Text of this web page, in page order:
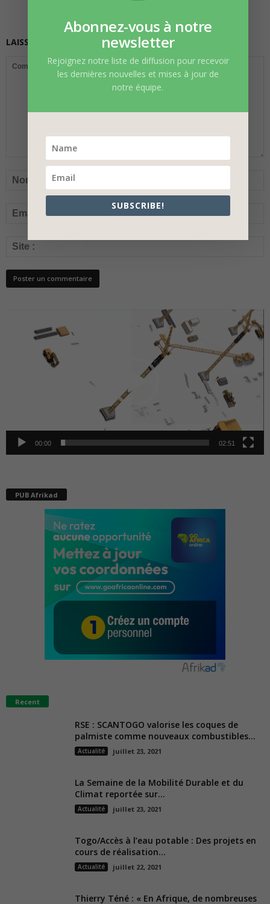
LAISSER UN COMMENTAIRE
00:00 02:51
PUB Afrikad
Recent
RSE : SCANTOGO valorise les coques de
palmiste comme nouveaux combustibles...
Actualité juillet 23, 2021
La Semaine de la Mobilité Durable et du
Climat reportée sur...
Actualité juillet 23, 2021
Togo/Accès à l’eau potable : Des projets en
cours de réalisation...
Actualité juillet 22, 2021
Thierry Téné : « En Afrique, de nombreuses
Abonnez-vous à notre
newsletter
Rejoignez notre liste de diffusion pour recevoir
les dernières nouvelles et mises à jour de
notre équipe.
SUBSCRIBE!